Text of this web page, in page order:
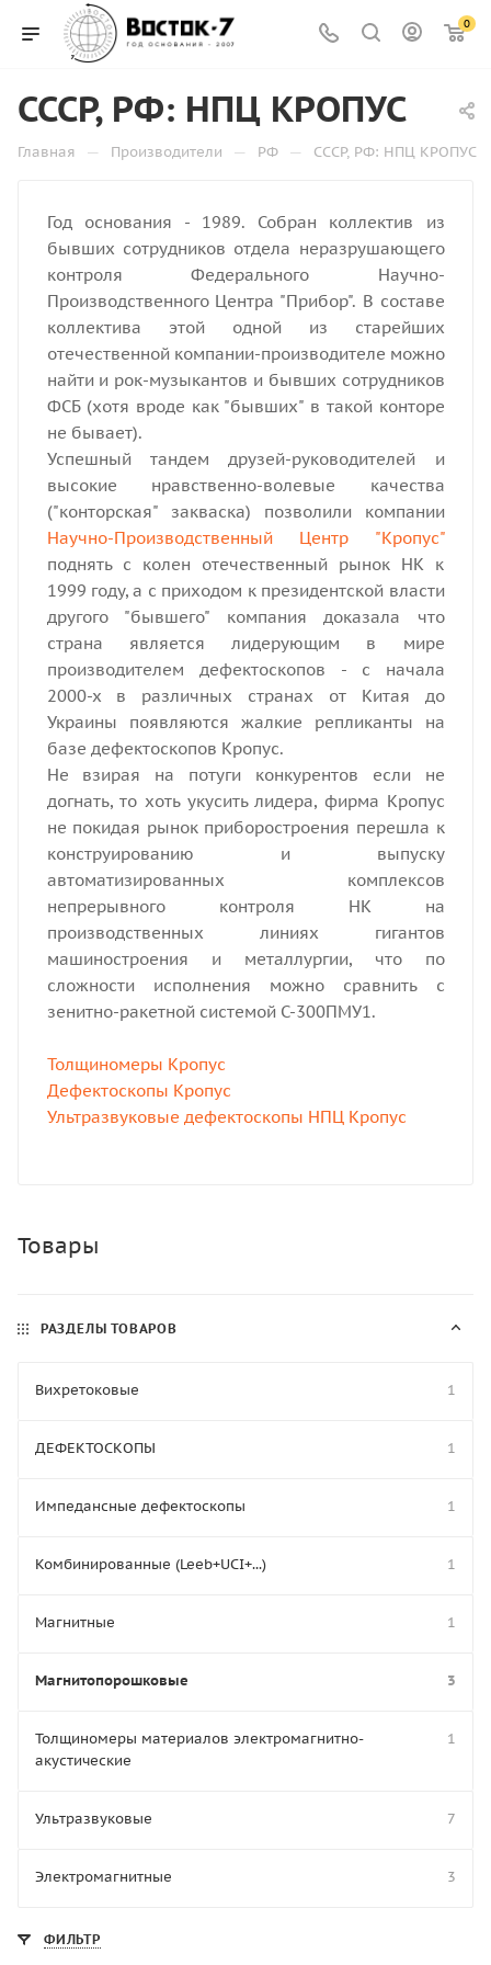
0
СССР, РФ: НПЦ КРОПУС
Главная — Производители — РФ — СССР, РФ: НПЦ КРОПУС
Год основания - 1989. Собран коллектив из
бывших сотрудников отдела неразрушающего
контроля Федерального Научно-
Производственного Центра "Прибор". В составе
коллектива этой одной из старейших
отечественной компании-производителе можно
найти и рок-музыкантов и бывших сотрудников
ФСБ (хотя вроде как "бывших" в такой конторе
не бывает).
Успешный тандем друзей-руководителей и
высокие нравственно-волевые качества
("конторская" закваска) позволили компании
Научно-Производственный Центр "Кропус"
поднять с колен отечественный рынок НК к
1999 году, а с приходом к президентской власти
другого "бывшего" компания доказала что
страна является лидерующим в мире
производителем дефектоскопов - с начала
2000-х в различных странах от Китая до
Украины появляются жалкие репликанты на
базе дефектоскопов Кропус.
Не взирая на потуги конкурентов если не
догнать, то хоть укусить лидера, фирма Кропус
не покидая рынок приборостроения перешла к
конструированию и выпуску
автоматизированных комплексов
непрерывного контроля НК на
производственных линиях гигантов
машиностроения и металлургии, что по
сложности исполнения можно сравнить с
зенитно-ракетной системой С-300ПМУ1.
Толщиномеры Кропус
Дефектоскопы Кропус
Ультразвуковые дефектоскопы НПЦ Кропус
Товары
РАЗДЕЛЫ ТОВАРОВ
Вихретоковые 1
ДЕФЕКТОСКОПЫ 1
Импедансные дефектоскопы 1
Комбинированные (Leeb+UCI+...) 1
Магнитные 1
Магнитопорошковые 3
Толщиномеры материалов электромагнитно-
акустические
1
Ультразвуковые 7
Электромагнитные 3
ФИЛЬТР